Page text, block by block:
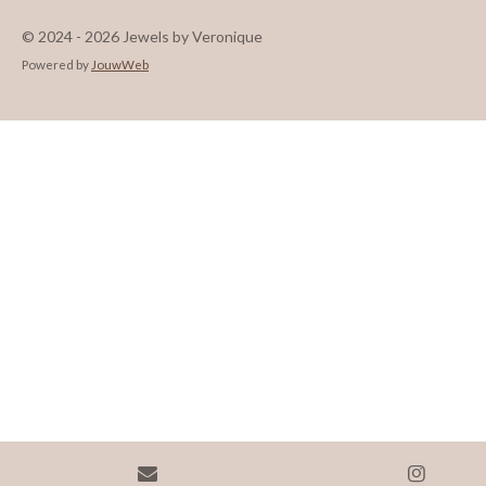
© 2024 - 2026 Jewels by Veronique
Powered by JouwWeb